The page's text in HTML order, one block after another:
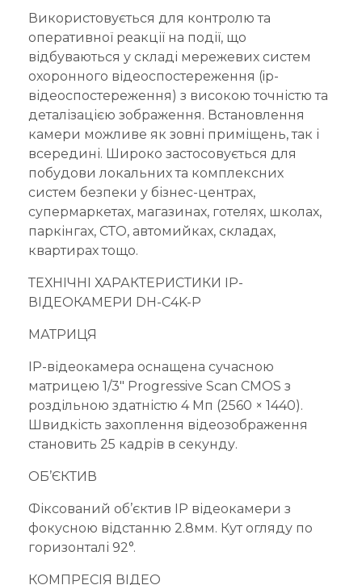
Використовується для контролю та
оперативної реакції на події, що
відбуваються у складі мережевих систем
охоронного відеоспостереження (ip-
відеоспостереження) з високою точністю та
деталізацією зображення. Встановлення
камери можливе як зовні приміщень, так і
всередині. Широко застосовується для
побудови локальних та комплексних
систем безпеки у бізнес-центрах,
супермаркетах, магазинах, готелях, школах,
паркінгах, СТО, автомийках, складах,
квартирах тощо.
ТЕХНІЧНІ ХАРАКТЕРИСТИКИ IP-
ВІДЕОКАМЕРИ DH-C4K-P
МАТРИЦЯ
IP-відеокамера оснащена сучасною
матрицею 1/3″ Progressive Scan CMOS з
роздільною здатністю 4 Мп (2560 × 1440).
Швидкість захоплення відеозображення
становить 25 кадрів в секунду.
ОБ’ЄКТИВ
Фіксований об’єктив IP відеокамери з
фокусною відстанню 2.8мм. Кут огляду по
горизонталі 92°.
КОМПРЕСІЯ ВІДЕО